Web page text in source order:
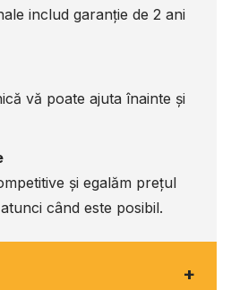
includ garanție de 2 ani
vă poate ajuta înainte și
și egalăm prețul
când este posibil.
+